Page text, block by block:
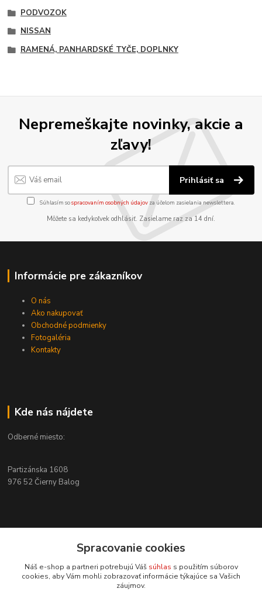
PODVOZOK
NISSAN
RAMENÁ, PANHARDSKÉ TYČE, DOPLNKY
Nepremeškajte novinky, akcie a
zľavy!
Prihlásiť sa
Súhlasím sospracovaním osobných údajov za účelom zasielania newslettera.
Môžete sa kedykoľvek odhlásiť. Zasielame raz za 14 dní.
Informácie pre zákazníkov
O nás
Ako nakupovať
Obchodné podmienky
Fotogaléria
Kontakty
Kde nás nájdete
Odberné miesto:
Partizánska 1608
976 52 Čierny Balog
+421 915 526 286
(Po-Pia, 8-17 hod.)
Spracovanie cookies
Náš e-shop a partneri potrebujú Váš súhlas s použitím súborov
cookies, aby Vám mohli zobrazovať informácie týkajúce sa Vašich
záujmov.